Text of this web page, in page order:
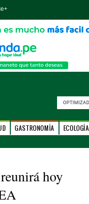
GASTRONOMÍA ECOLOGÍA
hoy